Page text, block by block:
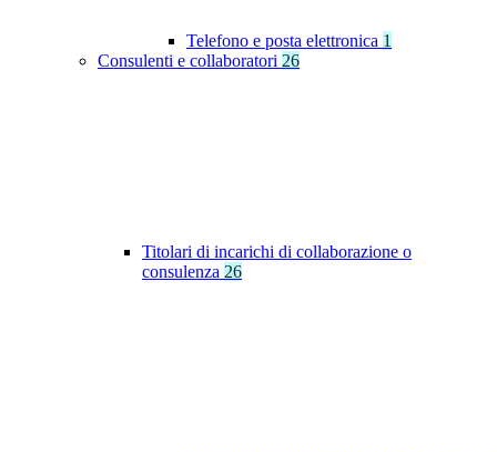
Telefono e posta elettronica 1
Consulenti e collaboratori 26
Titolari di incarichi di collaborazione o
consulenza 26